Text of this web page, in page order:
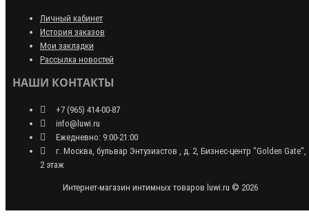
Личный кабинет
История заказов
Мои закладки
Рассылка новостей
НАШИ КОНТАКТЫ
+7 (965) 414-00-87
info@luwi.ru
Ежедневно: 9:00-21:00
г. Москва, бульвар Энтузиастов , д. 2, Бизнес-центр "Golden Gate",
2 этаж
Интернет-магазин интимных товаров luwi.ru © 2026